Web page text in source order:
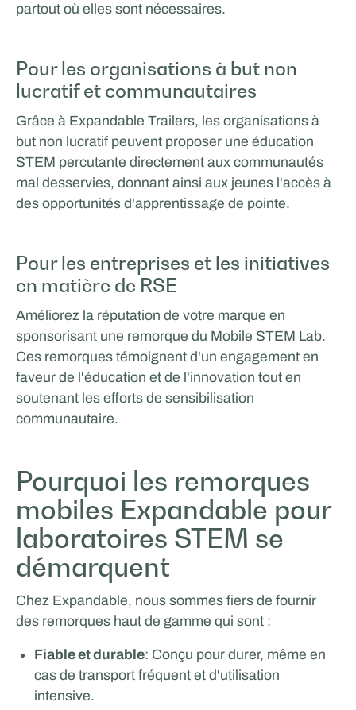
partout où elles sont nécessaires.
Pour les organisations à but non
lucratif et communautaires
Grâce à Expandable Trailers, les organisations à
but non lucratif peuvent proposer une éducation
STEM percutante directement aux communautés
mal desservies, donnant ainsi aux jeunes l'accès à
des opportunités d'apprentissage de pointe.
Pour les entreprises et les initiatives
en matière de RSE
Améliorez la réputation de votre marque en
sponsorisant une remorque du Mobile STEM Lab.
Ces remorques témoignent d'un engagement en
faveur de l'éducation et de l'innovation tout en
soutenant les efforts de sensibilisation
communautaire.
Pourquoi les remorques
mobiles Expandable pour
laboratoires STEM se
démarquent
Chez Expandable, nous sommes fiers de fournir
des remorques haut de gamme qui sont :
Fiable et durable: Conçu pour durer, même en
cas de transport fréquent et d'utilisation
intensive.